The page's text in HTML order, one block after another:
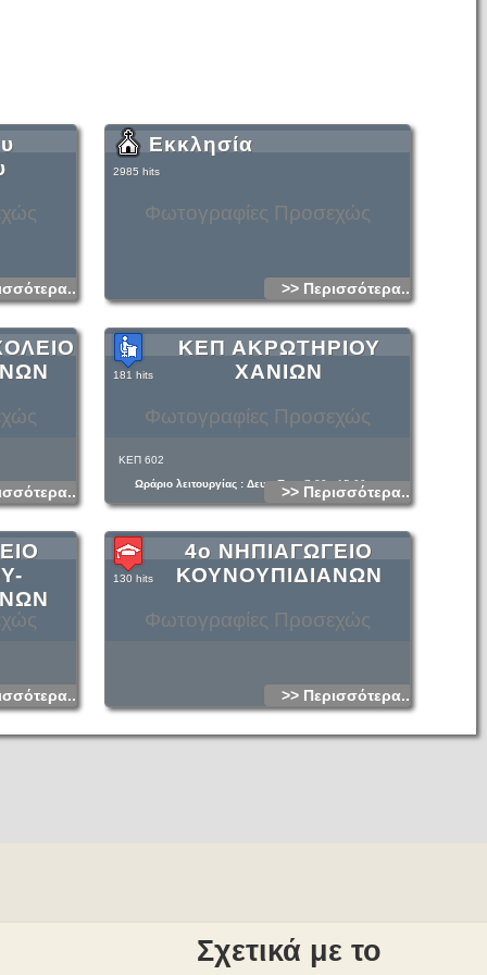
Φωτογραφίες Προσεχώς
Εκκλησία
2985 hits
>> Περισσότερα...
Φωτογραφίες Προσεχώς
ΚΕΠ ΑΚΡΩΤΗΡΙΟΥ
ΧΑΝΙΩΝ
181 hits
ΚΕΠ 602
Ωράριο λειτουργίας : Δευτ.-Παρ. 7:30 - 15:00
>> Περισσότερα...
Φωτογραφίες Προσεχώς
4ο ΝΗΠΙΑΓΩΓΕΙΟ
ΚΟΥΝΟΥΠΙΔΙΑΝΩΝ
130 hits
>> Περισσότερα...
Σχετικά με το